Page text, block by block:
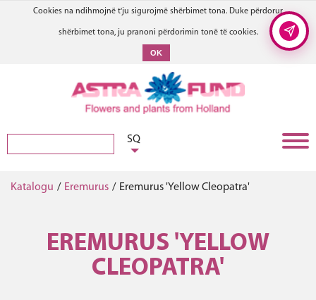
Cookies na ndihmojnë t'ju sigurojmë shërbimet tona. Duke përdorur
shërbimet tona, ju pranoni përdorimin tonë të cookies.
OK
SQ
Katalogu / Eremurus / Eremurus 'Yellow Cleopatra'
EREMURUS 'YELLOW
CLEOPATRA'